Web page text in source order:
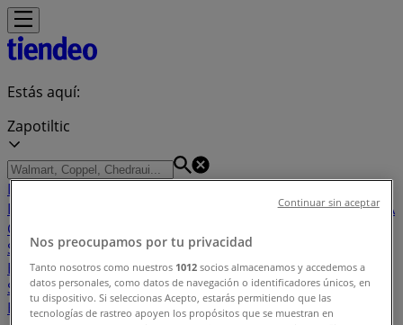
Estás aquí:
Zapotiltic
Destacados
Departamentales
Ropa, Zapatos y AccesoriosEl Regreso A
Clases
SaludElectrónicaFerreteríasSalud y
BellezaRestaurantesAutosBancos y
ServiciosDeporteLibrerías y PapeleríasOcioNiñosViajes y
EntretenimientoÓpticas
Nos preocupamos por tu privacidad
Tanto nosotros como nuestros 1012 socios almacenamos y accedemos a
datos personales, como datos de navegación o identificadores únicos, en
tu dispositivo. Si seleccionas Acepto, estarás permitiendo que las
tecnologías de rastreo apoyen los propósitos que se muestran en
Continuar sin aceptar